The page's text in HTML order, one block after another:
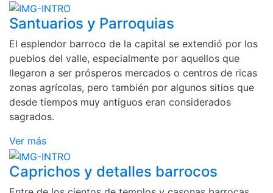
Santuarios y Parroquias
El esplendor barroco de la capital se extendió por los
pueblos del valle, especialmente por aquellos que
llegaron a ser prósperos mercados o centros de ricas
zonas agrícolas, pero también por algunos sitios que
desde tiempos muy antiguos eran considerados
sagrados.
Ver más
Caprichos y detalles barrocos